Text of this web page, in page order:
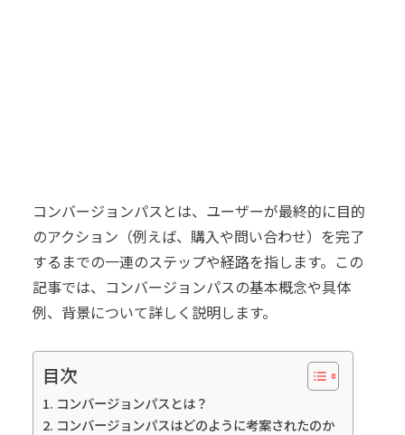
コンバージョンパスとは、ユーザーが最終的に目的
のアクション（例えば、購入や問い合わせ）を完了
するまでの一連のステップや経路を指します。この
記事では、コンバージョンパスの基本概念や具体
例、背景について詳しく説明します。
目次
コンバージョンパスとは？
コンバージョンパスはどのように考案されたのか